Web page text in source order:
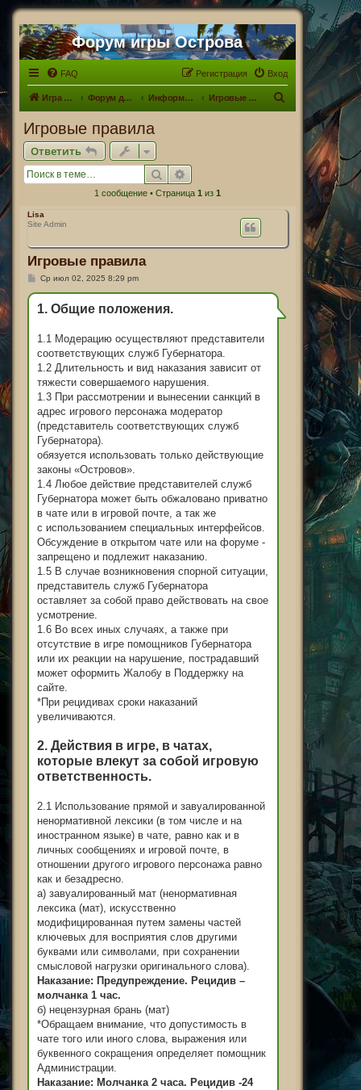
Форум игры Острова
FAQ Вход
Регистрация
Игра Острова Форум для Островитян Информационный раздел Игровые правила
Игровые правила
Ответить
Поиск
1 сообщение • Страница 1 из 1
Lisa
Site Admin
Игровые правила
С
о
б
щ
н
и
е
Ср июл 02, 2025 8:29 pm
1. Общие положения.
1.1 Модерацию осуществляют представители
соответствующих служб Губернатора.
1.2 Длительность и вид наказания зависит от
тяжести совершаемого нарушения.
1.3 При рассмотрении и вынесении санкций в
адрес игрового персонажа модератор
(представитель соответствующих служб
Губернатора).
обязуется использовать только действующие
законы «Островов».
1.4 Любое действие представителей служб
Губернатора может быть обжаловано приватно
в чате или в игровой почте, а так же
с использованием специальных интерфейсов.
Обсуждение в открытом чате или на форуме -
запрещено и подлежит наказанию.
1.5 В случае возникновения спорной ситуации,
представитель служб Губернатора
оставляет за собой право действовать на свое
усмотрение.
1.6 Во всех иных случаях, а также при
отсутствие в игре помощников Губернатора
или их реакции на нарушение, пострадавший
может оформить Жалобу в Поддержку на
сайте.
*При рецидивах сроки наказаний
увеличиваются.
2. Действия в игре, в чатах,
которые влекут за собой игровую
ответственность.
2.1 Использование прямой и завуалированной
ненормативной лексики (в том числе и на
иностранном языке) в чате, равно как и в
личных сообщениях и игровой почте, в
отношении другого игрового персонажа равно
как и безадресно.
а) завуалированный мат (ненормативная
лексика (мат), искусственно
модифицированная путем замены частей
ключевых для восприятия слов другими
буквами или символами, при сохранении
смысловой нагрузки оригинального слова).
Наказание: Предупреждение. Рецидив –
молчанка 1 час.
б) нецензурная брань (мат)
*Обращаем внимание, что допустимость в
чате того или иного слова, выражения или
буквенного сокращения определяет помощник
Администрации.
Наказание: Молчанка 2 часа. Рецидив -24